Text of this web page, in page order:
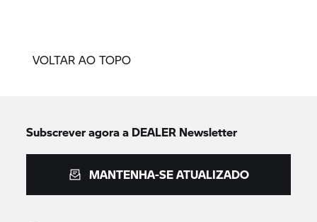
VOLTAR AO TOPO
Subscrever agora a DEALER Newsletter
MANTENHA-SE ATUALIZADO